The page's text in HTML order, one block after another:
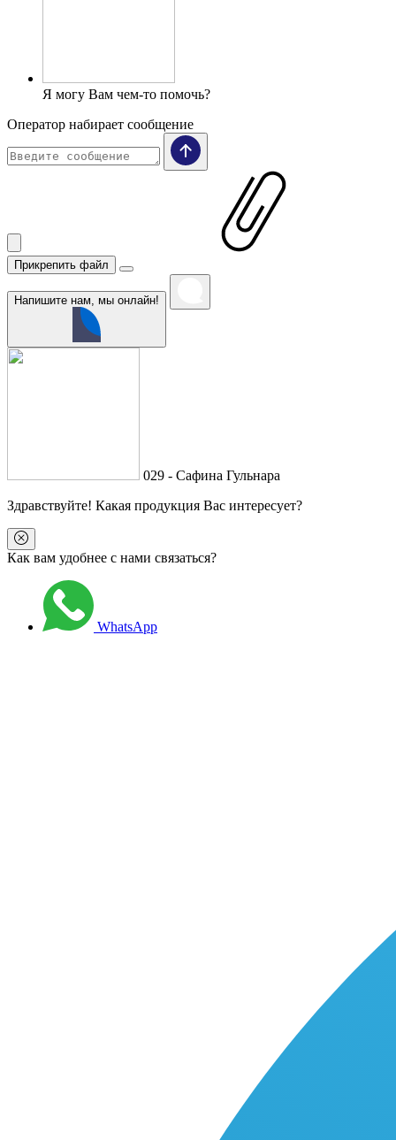
Я могу Вам чем-то помочь?
Оператор набирает сообщение
Прикрепить файл
Напишите нам, мы онлайн!
029 - Сафина Гульнара
Здравствуйте! Какая продукция Вас интересует?
Как вам удобнее с нами связаться?
WhatsApp